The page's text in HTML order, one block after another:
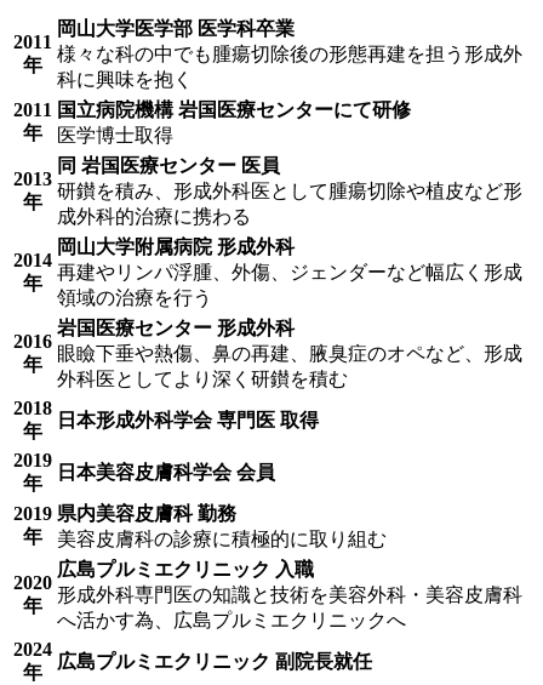
2011
年
岡山大学医学部 医学科卒業
様々な科の中でも腫瘍切除後の形態再建を担う形成外
科に興味を抱く
2011
年
国立病院機構 岩国医療センターにて研修
医学博士取得
2013
年
同 岩国医療センター 医員
研鑚を積み、形成外科医として腫瘍切除や植皮など形
成外科的治療に携わる
2014
年
岡山大学附属病院 形成外科
再建やリンパ浮腫、外傷、ジェンダーなど幅広く形成
領域の治療を行う
2016
年
岩国医療センター 形成外科
眼瞼下垂や熱傷、鼻の再建、腋臭症のオペなど、形成
外科医としてより深く研鑚を積む
2018
年
日本形成外科学会 専門医 取得
2019
年
日本美容皮膚科学会 会員
2019
年
県内美容皮膚科 勤務
美容皮膚科の診療に積極的に取り組む
2020
年
広島プルミエクリニック 入職
形成外科専門医の知識と技術を美容外科・美容皮膚科
へ活かす為、広島プルミエクリニックへ
2024
年
広島プルミエクリニック 副院長就任